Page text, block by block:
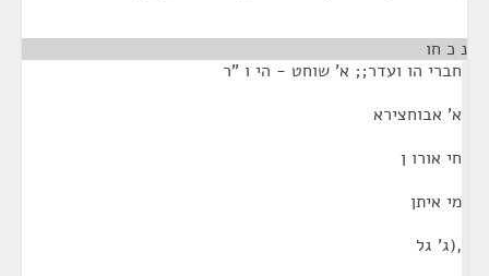
נ כ חו
חברי הו ועדר;; א' שוחט - הי ו "ר
א' אבוחצירא
חי אורו ן
מי איתן
,(ג' גל